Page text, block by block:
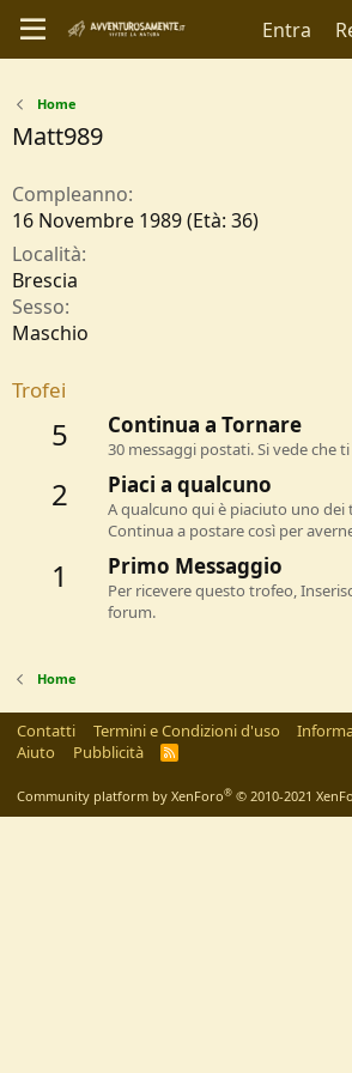
Entra
Home
Matt989
Compleanno
16 Novembre 1989 (Età: 36)
Località
Brescia
Sesso
Maschio
Trofei
5 Continua a Tornare
30 messaggi postati. Si vede che
2 Piaci a qualcuno
A qualcuno qui è piaciuto uno dei
Continua a postare così per
1 Primo Messaggio
Per ricevere questo trofeo,
forum.
Home
Contatti Termini e Condizioni d'uso
Aiuto
Pubblicità
R
Community platform by XenForo® © 2010-2021